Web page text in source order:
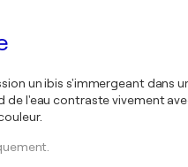
un ibis s'immergeant dans
de l'eau contraste vivement